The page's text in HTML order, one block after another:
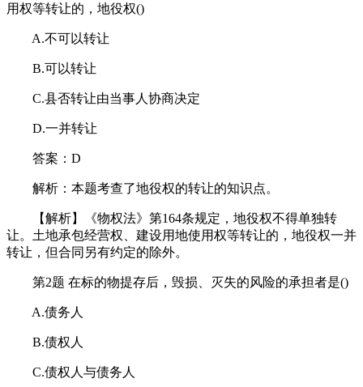
用权等转让的，地役权()
A.不可以转让
B.可以转让
C.县否转让由当事人协商决定
D.一并转让
答案：D
解析：本题考查了地役权的转让的知识点。
【解析】《物权法》第164条规定，地役权不得单独转
让。土地承包经营权、建设用地使用权等转让的，地役权一并
转让，但合同另有约定的除外。
第2题 在标的物提存后，毁损、灭失的风险的承担者是()
A.债务人
B.债权人
C.债权人与债务人